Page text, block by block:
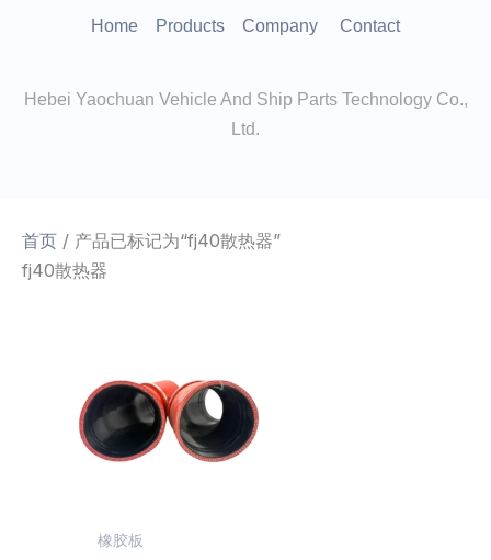
Home Products Company Contact
Hebei Yaochuan Vehicle And Ship Parts Technology Co.,
Ltd.
首页 / 产品已标记为“fj40散热器”
fj40散热器
橡胶板